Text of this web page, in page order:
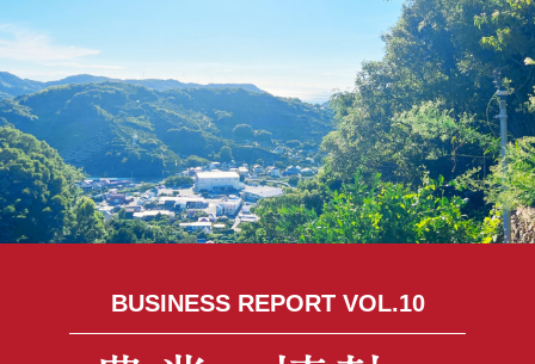
BUSINESS REPORT VOL.10